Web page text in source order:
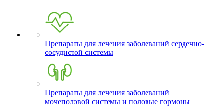
Препараты для лечения заболеваний сердечно-
сосудистой системы
Препараты для лечения заболеваний
мочеполовой системы и половые гормоны